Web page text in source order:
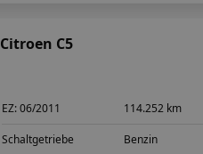
Citroen C5
EZ:06/2011 114.252 km
Schaltgetriebe Benzin